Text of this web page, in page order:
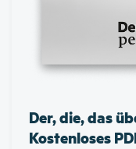
Der, die, das
Kostenloses